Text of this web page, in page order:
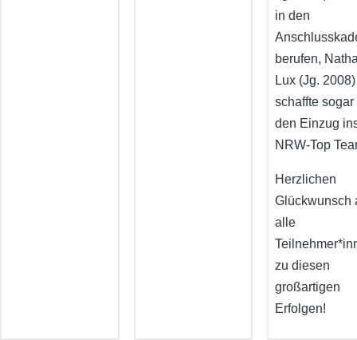
in den
berufen,
Lux (Jg. 2008)
schaffte sogar
den Einzug
NRW-Top
Herzlichen
Glückwunsch
alle
zu diesen
großartigen
Erfolgen!